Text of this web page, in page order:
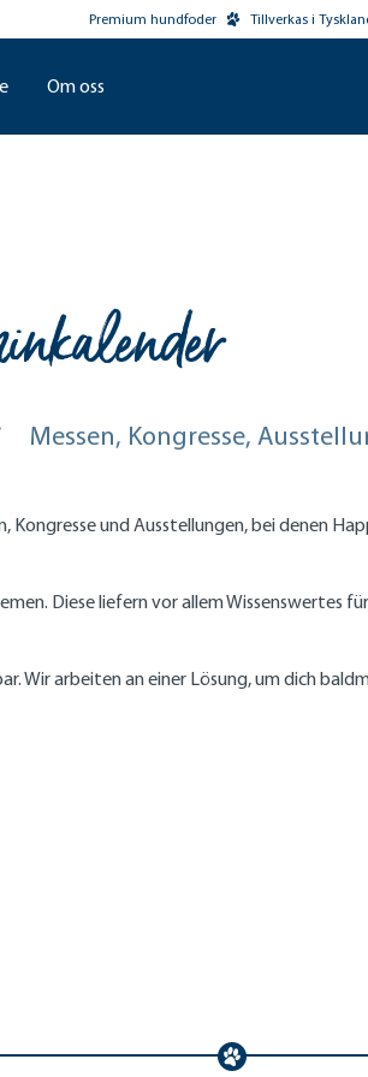
Premium hundfoder Tillverkas i
Om oss
Messen, Kongresse,
Kongresse und Ausstellungen, bei denen
Diese liefern vor allem Wissenswertes
Wir arbeiten an einer Lösung, um dich